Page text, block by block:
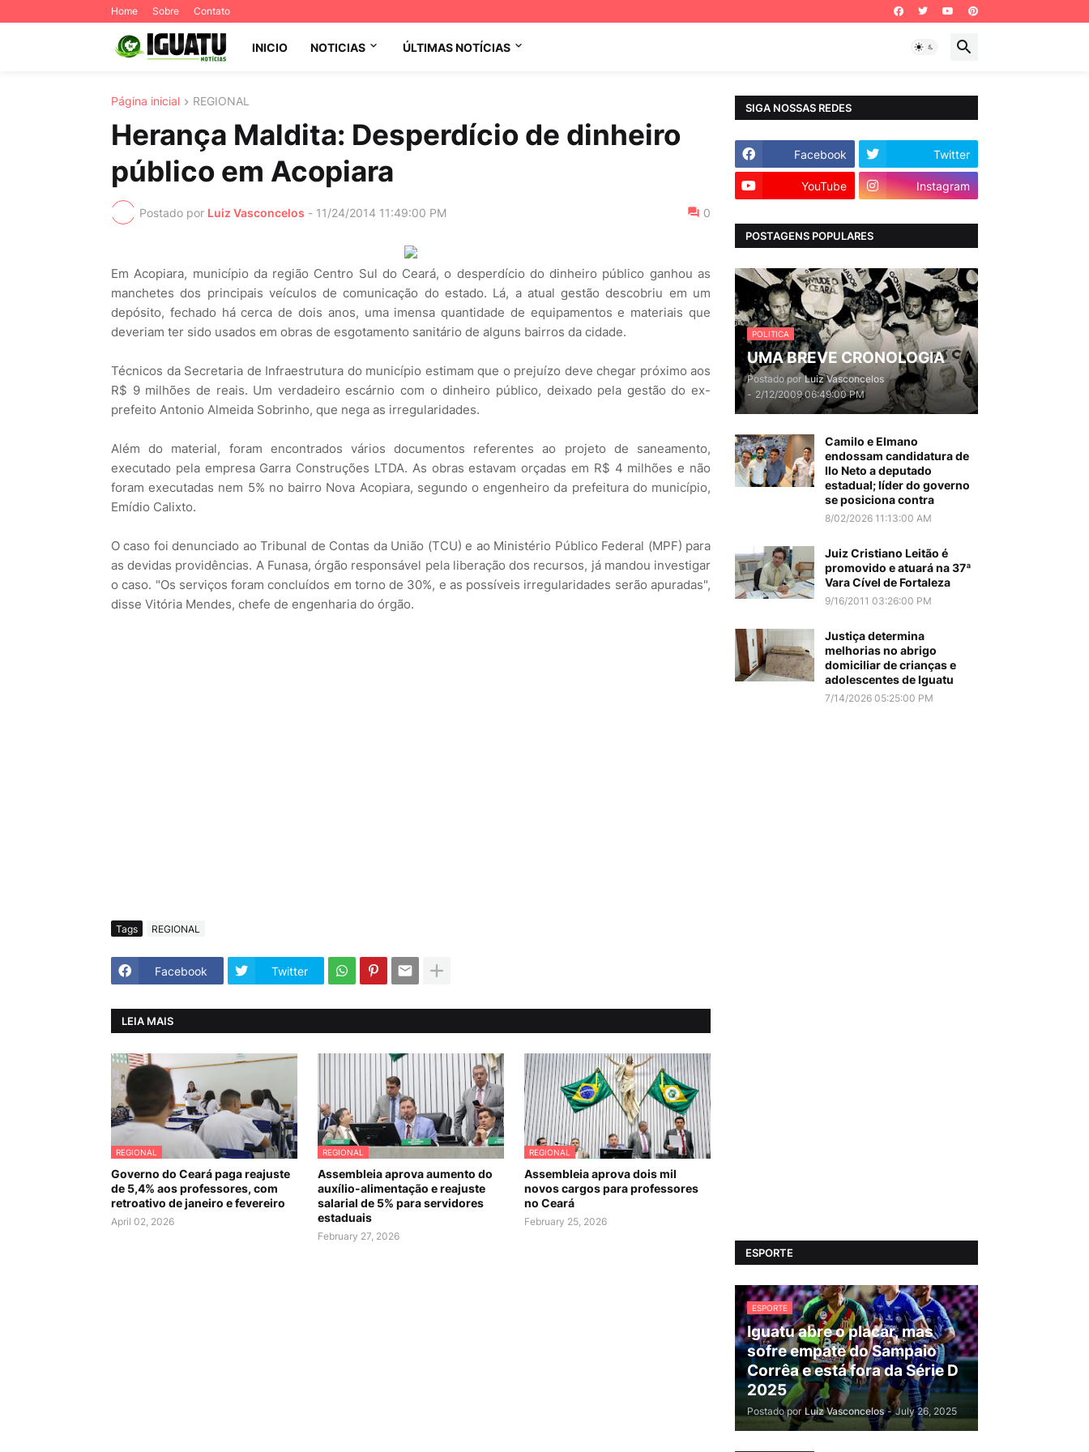
Home Sobre Contato
INICIO NOTICIAS ÚLTIMAS NOTÍCIAS
Página inicial REGIONAL
Herança Maldita: Desperdício de dinheiro
público em Acopiara
Postado por Luiz Vasconcelos - 11/24/2014 11:49:00 PM 0
Em Acopiara, município da região Centro Sul do Ceará, o desperdício do dinheiro público ganhou as
manchetes dos principais veículos de comunicação do estado. Lá, a atual gestão descobriu em um
depósito, fechado há cerca de dois anos, uma imensa quantidade de equipamentos e materiais que
deveriam ter sido usados em obras de esgotamento sanitário de alguns bairros da cidade.
Técnicos da Secretaria de Infraestrutura do município estimam que o prejuízo deve chegar próximo aos
R$ 9 milhões de reais. Um verdadeiro escárnio com o dinheiro público, deixado pela gestão do ex-
prefeito Antonio Almeida Sobrinho, que nega as irregularidades.
Além do material, foram encontrados vários documentos referentes ao projeto de saneamento,
executado pela empresa Garra Construções LTDA. As obras estavam orçadas em R$ 4 milhões e não
foram executadas nem 5% no bairro Nova Acopiara, segundo o engenheiro da prefeitura do município,
Emídio Calixto.
O caso foi denunciado ao Tribunal de Contas da União (TCU) e ao Ministério Público Federal (MPF) para
as devidas providências. A Funasa, órgão responsável pela liberação dos recursos, já mandou investigar
o caso. "Os serviços foram concluídos em torno de 30%, e as possíveis irregularidades serão apuradas",
disse Vitória Mendes, chefe de engenharia do órgão.
Tags REGIONAL
Facebook Twitter
LEIA MAIS
REGIONAL
Governo do Ceará paga reajuste
de 5,4% aos professores, com
retroativo de janeiro e fevereiro
April 02, 2026
REGIONAL
Assembleia aprova aumento do
auxílio-alimentação e reajuste
salarial de 5% para servidores
estaduais
February 27, 2026
REGIONAL
Assembleia aprova dois mil
novos cargos para professores
no Ceará
February 25, 2026
SIGA NOSSAS REDES
Facebook Twitter
YouTube Instagram
POSTAGENS POPULARES
POLITICA
UMA BREVE CRONOLOGIA
Postado por Luiz Vasconcelos
- 2/12/2009 06:49:00 PM
Camilo e Elmano
endossam candidatura de
Ilo Neto a deputado
estadual; líder do governo
se posiciona contra
8/02/2026 11:13:00 AM
Juiz Cristiano Leitão é
promovido e atuará na 37ª
Vara Cível de Fortaleza
9/16/2011 03:26:00 PM
Justiça determina
melhorias no abrigo
domiciliar de crianças e
adolescentes de Iguatu
7/14/2026 05:25:00 PM
ESPORTE
ESPORTE
Iguatu abre o placar, mas
sofre empate do Sampaio
Corrêa e está fora da Série D
2025
Postado por Luiz Vasconcelos - July 26, 2025